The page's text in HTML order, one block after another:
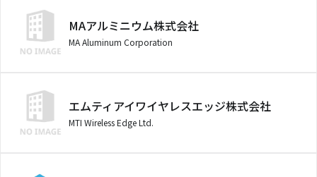
MAアルミニウム株式会社
MA Aluminum Corporation
エムティアイワイヤレスエッジ株式会社
MTI Wireless Edge Ltd.